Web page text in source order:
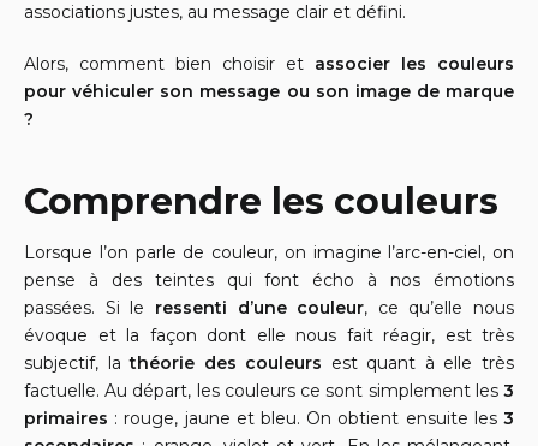
associations justes, au message clair et défini.
Alors, comment bien choisir et associer les couleurs
pour véhiculer son message ou son image de marque
?
Comprendre les couleurs
Lorsque l’on parle de couleur, on imagine l’arc-en-ciel, on
pense à des teintes qui font écho à nos émotions
passées. Si le ressenti d’une couleur, ce qu’elle nous
évoque et la façon dont elle nous fait réagir, est très
subjectif, lathéorie des couleurs est quant à elle très
factuelle. Au départ, les couleurs ce sont simplement les 3
primaires : rouge, jaune et bleu. On obtient ensuite les 3